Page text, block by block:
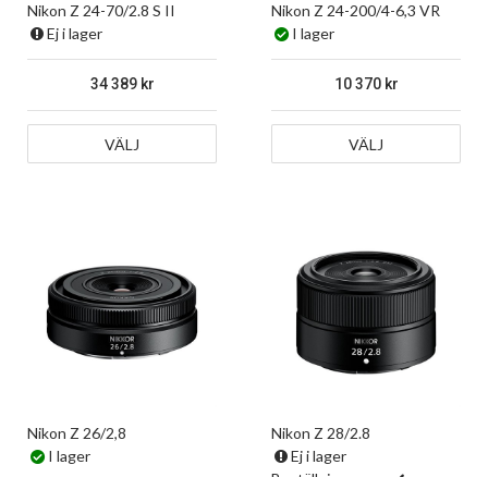
Nikon Z 24-70/2.8 S II
Ej i lager
34 389
VÄLJ
Nikon Z 24-200/4-6,3 VR
I lager
10 370
VÄLJ
Nikon Z 26/2,8
I lager
Nikon Z 28/2.8
Ej i lager